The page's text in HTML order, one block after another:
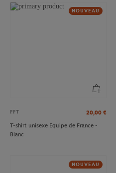
NOUVEAU
FFT 20,00 €
T-shirt unisexe Equipe de France -
Blanc
NOUVEAU